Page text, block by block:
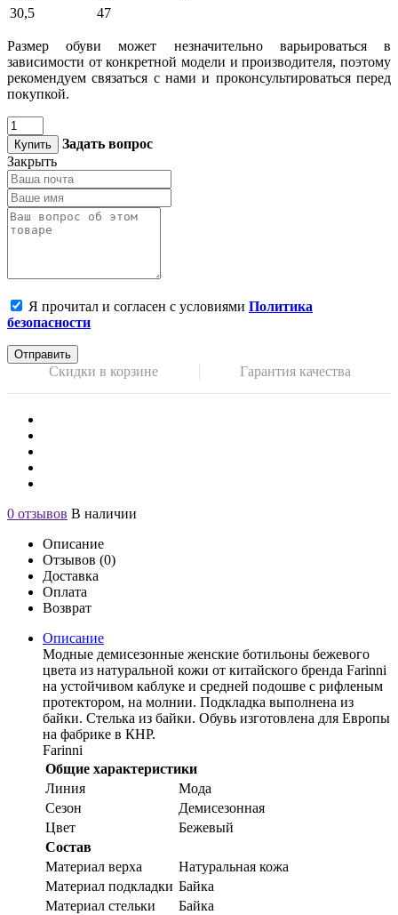
30,5
47
Размер обуви может незначительно варьироваться в
зависимости от конкретной модели и производителя, поэтому
рекомендуем связаться с нами и проконсультироваться перед
покупкой.
Купить
Задать вопрос
Закрыть
Я прочитал и согласен с условиями Политика
безопасности
Отправить
Скидки в корзине Гарантия качества
0 отзывов В наличии
Описание
Отзывов (0)
Доставка
Оплата
Возврат
Описание
Модные демисезонные женские ботильоны бежевого
цвета из натуральной кожи от китайского бренда Farinni
на устойчивом каблуке и средней подошве с рифленым
протектором, на молнии. Подкладка выполнена из
байки. Стелька из байки. Обувь изготовлена для Европы
на фабрике в КНР.
Farinni
Общие характеристики
Линия
Мода
Сезон
Демисезонная
Цвет
Бежевый
Состав
Материал верха
Натуральная кожа
Материал подкладки Байка
Материал стельки
Байка